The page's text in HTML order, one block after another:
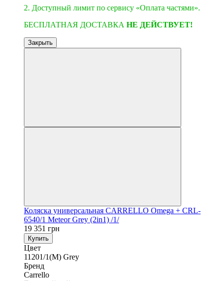
2. Доступный лимит по сервису «Оплата частями».
БЕСПЛАТНАЯ ДОСТАВКА НЕ ДЕЙСТВУЕТ!
Закрыть
Коляска универсальная CARRELLO Omega + CRL-
6540/1 Meteor Grey (2in1) /1/
19 351 грн
Купить
Цвет
11201/1(M) Grey
Бренд
Carrello